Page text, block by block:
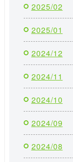
2025/02
2025/01
2024/12
2024/11
2024/10
2024/09
2024/08